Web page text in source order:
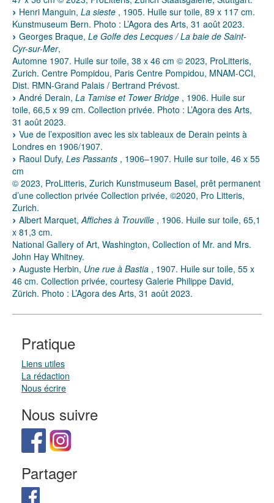
Henri Manguin, La sieste , 1905. Huile sur toile, 89 x 117 cm.
Kunstmuseum Bern. Photo : L’Agora des Arts, 31 août 2023.
Georges Braque, Le Golfe des Lecques / La baie de Saint-
Cyr-sur-Mer,
Automne 1907. Huile sur toile, 38 x 46 cm © 2023, ProLitteris,
Zurich. Centre Pompidou, Paris Centre Pompidou, MNAM-CCI,
Dist. RMN-Grand Palais / Bertrand Prévost.
André Derain, La Tamise et Tower Bridge , 1906. Huile sur
toile, 66,5 x 99 cm. Collection privée. Photo : L’Agora des Arts,
31 août 2023.
Vue de l’exposition avec les six tableaux de Derain peints à
Londres en 1906/1907.
Raoul Dufy, Les Passants , 1906–1907. Huile sur toile, 46 x 55
cm
© 2023, ProLitteris, Zurich Kunstmuseum Basel, prêt permanent
d’une collection privée Collection privée, ©2020, Pro Litteris,
Zurich.
Albert Marquet,Affiches à Trouville , 1906. Huile sur toile, 65,1
x 81,3 cm.
National Gallery of Art, Washington, Collection of Mr. and Mrs.
John Hay Whitney.
Auguste Herbin, Une rue à Bastia , 1907. Huile sur toile, 55 x
46 cm. Collection privée, courtesy Galerie Philippe David,
Zürich. Photo : L’Agora des Arts, 31 août 2023.
Pratique
Liens utiles
La rédaction
Nous écrire
Nous suivre
Partager